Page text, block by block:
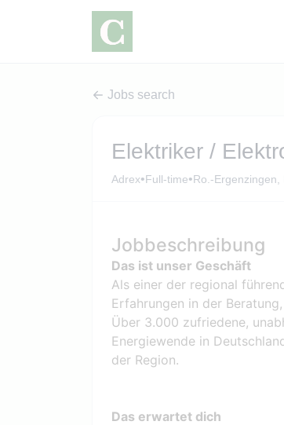
Jobs search
Elektriker /
Adrex•Full-time•Ro.-
Jobbeschreibung
Das ist unser Geschäft
Als einer der regional
Erfahrungen in der
Über 3.000 zufriedene,
Energiewende in
der Region.
Das erwartet dich